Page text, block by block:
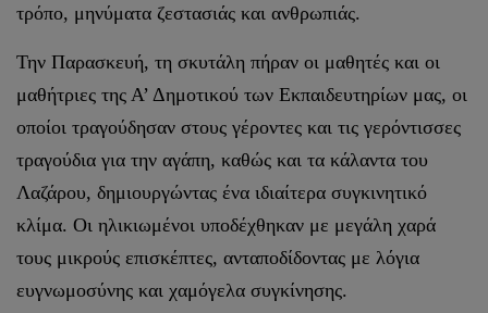
τρόπο, μηνύματα ζεστασιάς και ανθρωπιάς.
Την Παρασκευή, τη σκυτάλη πήραν οι μαθητές και οι
μαθήτριες της Α’ Δημοτικού των Εκπαιδευτηρίων μας, οι
οποίοι τραγούδησαν στους γέροντες και τις γερόντισσες
τραγούδια για την αγάπη, καθώς και τα κάλαντα του
Λαζάρου, δημιουργώντας ένα ιδιαίτερα συγκινητικό
κλίμα. Οι ηλικιωμένοι υποδέχθηκαν με μεγάλη χαρά
τους μικρούς επισκέπτες, ανταποδίδοντας με λόγια
ευγνωμοσύνης και χαμόγελα συγκίνησης.